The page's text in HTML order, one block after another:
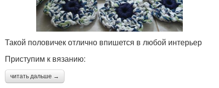
Такой половичек отлично впишется в любой интерьер
Приступим к вязанию:
читать дальше →